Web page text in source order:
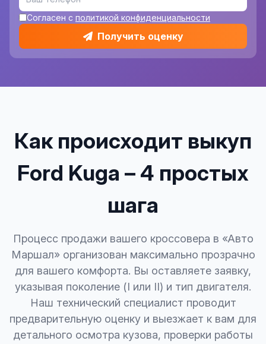
Согласен с политикой конфиденциальности
Получить оценку
Как происходит выкуп
Ford Kuga – 4 простых
шага
Процесс продажи вашего кроссовера в «Авто
Маршал» организован максимально прозрачно
для вашего комфорта. Вы оставляете заявку,
указывая поколение (I или II) и тип двигателя.
Наш технический специалист проводит
предварительную оценку и выезжает к вам для
детального осмотра кузова, проверки работы